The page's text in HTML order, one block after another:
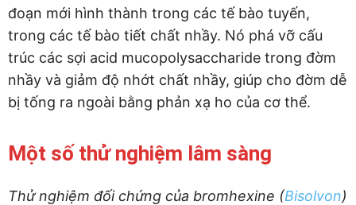
đoạn mới hình thành trong các tế bào tuyến,
trong các tế bào tiết chất nhầy. Nó phá vỡ cấu
trúc các sợi acid mucopolysaccharide trong đờm
nhầy và giảm độ nhớt chất nhầy, giúp cho đờm dễ
bị tống ra ngoài bằng phản xạ ho của cơ thể.
Một số thử nghiệm lâm sàng
Thử nghiệm đối chứng của bromhexine (Bisolvon)